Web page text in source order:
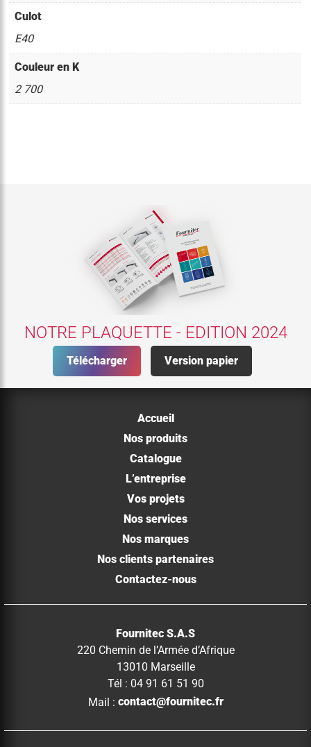
Culot
E40
Couleur en K
2 700
NOTRE PLAQUETTE - EDITION 2024
Télécharger Version papier
Accueil
Nos produits
Catalogue
L’entreprise
Vos projets
Nos services
Nos marques
Nos clients partenaires
Contactez-nous
Fournitec S.A.S
220 Chemin de l’Armée d’Afrique
13010 Marseille
Tél : 04 91 61 51 90
Mail : contact@fournitec.fr